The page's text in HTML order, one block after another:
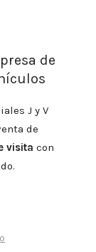
de
J y V
de
visita con